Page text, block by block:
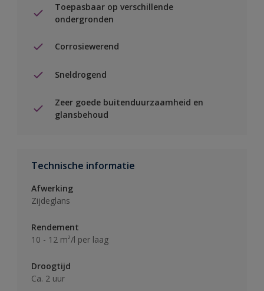
Toepasbaar op verschillende
ondergronden
Corrosiewerend
Sneldrogend
Zeer goede buitenduurzaamheid en
glansbehoud
Technische informatie
Afwerking
Zijdeglans
Rendement
10 - 12 m²/l per laag
Droogtijd
Ca. 2 uur